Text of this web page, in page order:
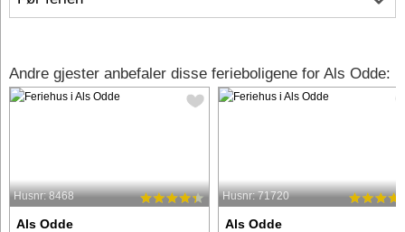
Andre gjester anbefaler disse ferieboligene for Als Odde:
Husnr: 8468
Als Odde
Husnr: 71720
Als Odde